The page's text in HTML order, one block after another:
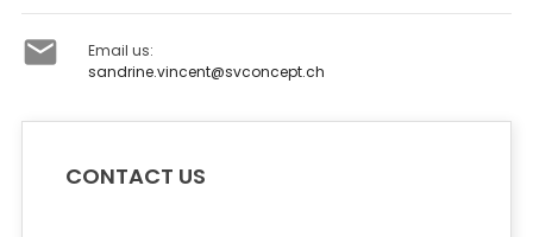

Email us:
sandrine.vincent@svconcept.ch
CONTACT US